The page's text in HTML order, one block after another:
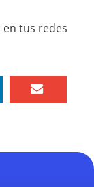
tus redes